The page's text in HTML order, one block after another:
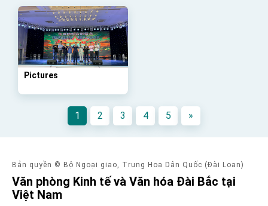
cooperation
Pictures
1 2 3 4 5 »
Bản quyền © Bộ Ngoại giao, Trung Hoa Dân Quốc (Đài Loan)
Văn phòng Kinh tế và Văn hóa Đài Bắc tại
Việt Nam